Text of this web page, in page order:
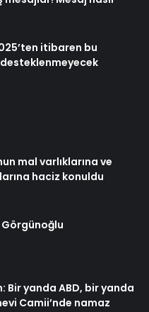
itibaren bu
mal varlıklarına ve
haciz konuldu
Görgünoğlu
Bir yanda ABD, bir yanda
Camii’nde namaz